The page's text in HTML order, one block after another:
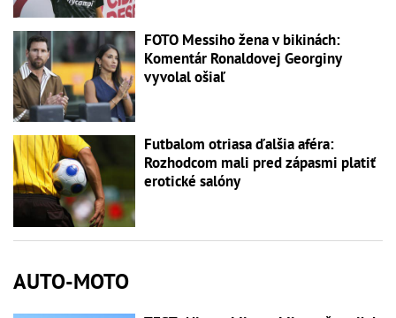
FOTO Messiho žena v bikinách:
Komentár Ronaldovej Georginy
vyvolal ošiaľ
Futbalom otriasa ďalšia aféra:
Rozhodcom mali pred zápasmi platiť
erotické salóny
AUTO-MOTO